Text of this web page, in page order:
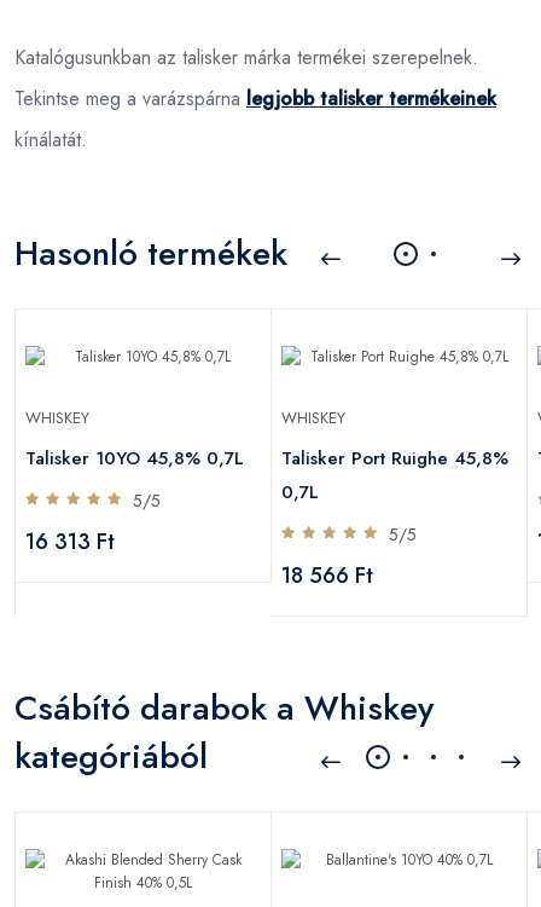
Katalógusunkban az talisker márka termékei szerepelnek.
Tekintse meg a varázspárna legjobb talisker termékeinek
kínálatát.
Hasonló termékek
WHISKEY
Talisker 10YO 45,8% 0,7L
5/5
16 313 Ft
WHISKEY
Talisker Port Ruighe 45,8%
0,7L
5/5
18 566 Ft
Csábító darabok a Whiskey
kategóriából